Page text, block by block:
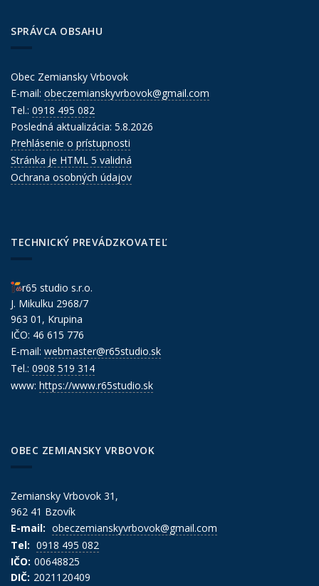
SPRÁVCA OBSAHU
Obec Zemiansky Vrbovok
E-mail: obeczemianskyvrbovok@gmail.com
Tel.: 0918 495 082
Posledná aktualizácia: 5.8.2026
Prehlásenie o prístupnosti
Stránka je HTML 5 validná
Ochrana osobných údajov
TECHNICKÝ PREVÁDZKOVATEĽ
r65 studio s.r.o.
J. Mikulku 2968/7
963 01, Krupina
IČO: 46 615 776
E-mail: webmaster@r65studio.sk
Tel.: 0908 519 314
www: https://www.r65studio.sk
OBEC ZEMIANSKY VRBOVOK
Zemiansky Vrbovok 31,
962 41 Bzovík
E-mail: obeczemianskyvrbovok@gmail.com
Tel: 0918 495 082
IČO: 00648825
DIČ: 2021120409